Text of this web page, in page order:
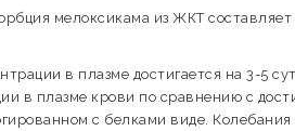
мелоксикама из ЖКТ
в плазме достигается на 3-5
в плазме крови по сравнению с
с белками виде.